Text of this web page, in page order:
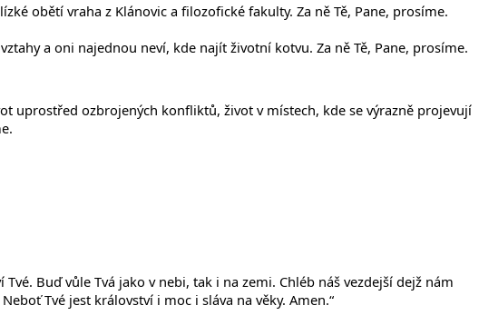
obětí vraha z Klánovic a filozofické fakulty. Za ně Tě, Pane, prosíme.
a oni najednou neví, kde najít životní kotvu. Za ně Tě, Pane, prosíme.
uprostřed ozbrojených konfliktů, život v místech, kde se výrazně projevují
Buď vůle Tvá jako v nebi, tak i na zemi. Chléb náš vezdejší dejž nám
Tvé jest království i moc i sláva na věky. Amen.“